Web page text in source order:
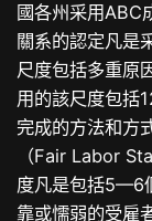
國各州采用ABC
關系的認定凡是
尺度包括多重原
用的該尺度包括
完成的方法和方
（Fair Labor
度凡是包括5—6
靠或懦弱的受雇